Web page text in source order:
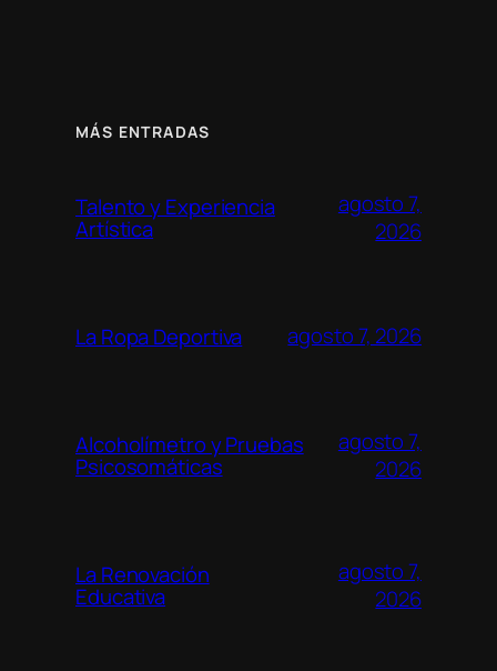
MÁS ENTRADAS
Talento y Experiencia
Artística
agosto 7,
2026
La Ropa Deportiva agosto 7, 2026
Alcoholímetro y Pruebas
Psicosomáticas
agosto 7,
2026
La Renovación
Educativa
agosto 7,
2026